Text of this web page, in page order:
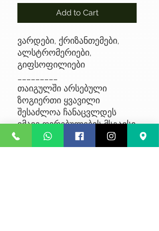
Add to Cart
ვარდები, ქრიზანთემები,
ალსტრომერიები,
გიფსოფილიები
თაიგულში არსებული
ზოგიერთი ყვავილი
შესაძლოა ჩანაცვლდეს
იმავე ღირებულების მსგავსი
ყვავილით, მარაგებიდან
გამომდინარე